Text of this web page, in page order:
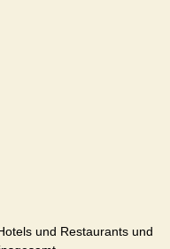
und Restaurants und